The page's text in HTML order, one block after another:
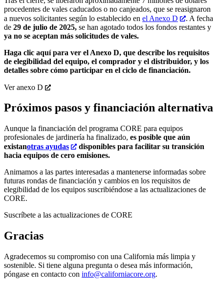
procedentes de vales caducados o no canjeados, que se reasignaron
a nuevos solicitantes según lo establecido en el Anexo D
. A fecha
de 29 de julio de 2025, se han agotado todos los fondos restantes y
ya no se aceptan más solicitudes de vales.
Haga clic aquí para ver el Anexo D, que describe los requisitos
de elegibilidad del equipo, el comprador y el distribuidor, y los
detalles sobre cómo participar en el ciclo de financiación.
Ver anexo D
Próximos pasos y financiación alternativa
Aunque la financiación del programa CORE para equipos
profesionales de jardinería ha finalizado, es posible que aún
existanotras ayudas
disponibles para facilitar su transición
hacia equipos de cero emisiones.
Animamos a las partes interesadas a mantenerse informadas sobre
futuras rondas de financiación y cambios en los requisitos de
elegibilidad de los equipos suscribiéndose a las actualizaciones de
CORE.
Suscríbete a las actualizaciones de CORE
Gracias
Agradecemos su compromiso con una California más limpia y
sostenible. Si tiene alguna pregunta o desea más información,
póngase en contacto con info@californiacore.org.